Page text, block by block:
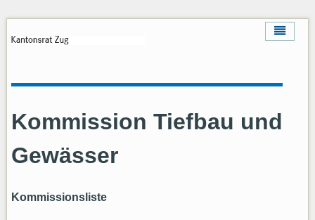
Kommission Tiefbau und
Gewässer
Kommissionsliste